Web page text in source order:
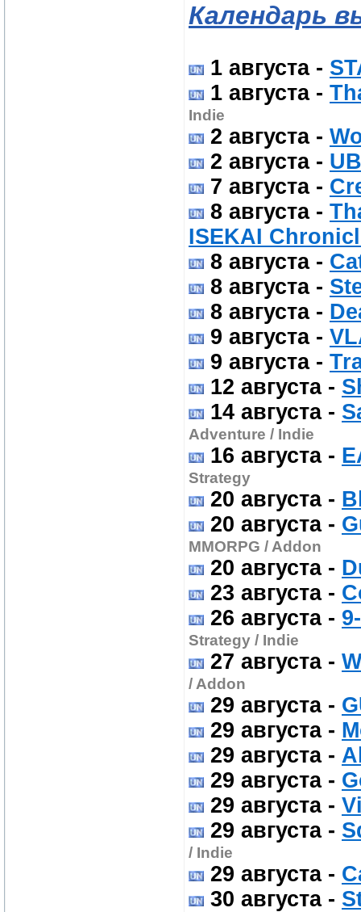
Календарь
1 августа-
1 августа-
Indie
2 августа-
2 августа-
7 августа-
8 августа-
ISEKAI
8 августа-
8 августа-
8 августа-
9 августа-
9 августа-
12 августа-
14 августа-
Adventure / Indie
16 августа-
Strategy
20 августа-
20 августа-
MMORPG / Addon
20 августа-
23 августа-
26 августа-
Strategy / Indie
27 августа-
/ Addon
29 августа-
29 августа-
29 августа-
29 августа-
29 августа-
29 августа-
/ Indie
29 августа-
30 августа-